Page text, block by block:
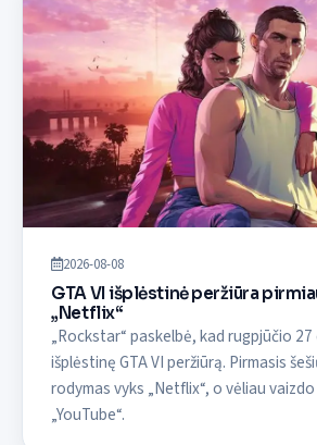
2026-08-08
GTA VI išplėstinė peržiūra
„Netflix“
„Rockstar“ paskelbė, kad rugpjūčio
išplėstinę GTA VI peržiūrą. Pirmasis
rodymas vyks „Netflix“, o vėliau
„YouTube“.